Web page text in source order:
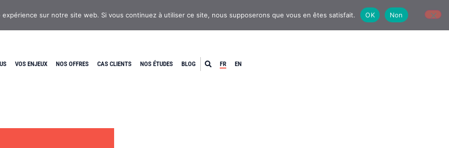
VOS ENJEUX NOS OFFRES CAS CLIENTS NOS ÉTUDES BLOG FR EN
sur notre site web. Si vous continuez à utiliser ce site, nous supposerons que vous en êtes satisfait. OK Non